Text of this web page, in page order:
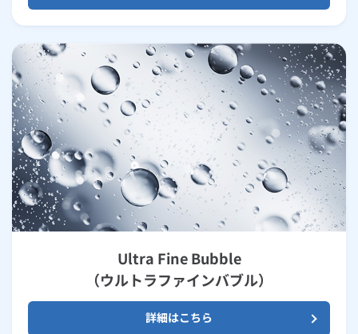
Ultra Fine Bubble
（ウルトラファインバブル）
詳細はこちら